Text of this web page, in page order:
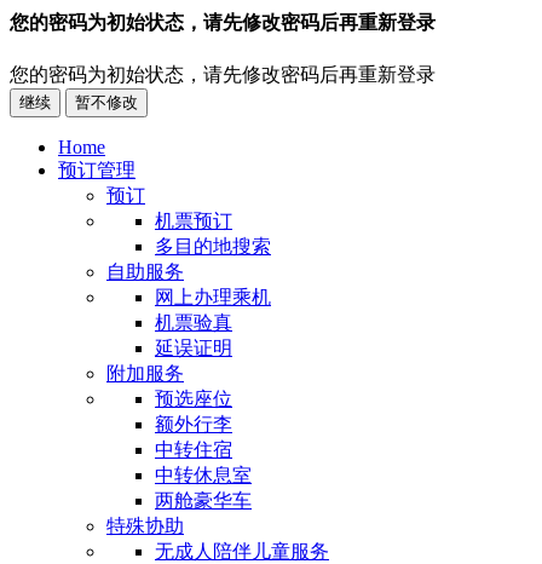
您的密码为初始状态，请先修改密码后再重新登录
您的密码为初始状态，请先修改密码后再重新登录
继续 暂不修改
Home
预订管理
预订
机票预订
多目的地搜索
自助服务
网上办理乘机
机票验真
延误证明
附加服务
预选座位
额外行李
中转住宿
中转休息室
两舱豪华车
特殊协助
无成人陪伴儿童服务